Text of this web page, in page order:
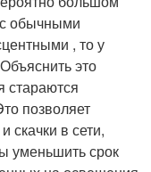
обычными
, то у
это
стараются
позволяет
скачки в сети,
уменьшить срок